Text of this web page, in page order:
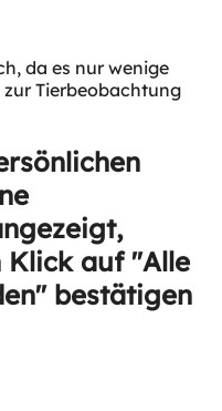
da es nur wenige
Tierbeobachtung
Klick auf "Alle
bestätigen